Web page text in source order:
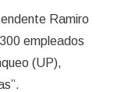
Ramiro
empleados
(UP),